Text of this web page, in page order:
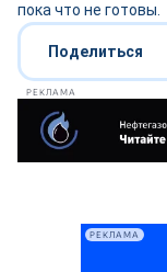
пока что не готовы.
Поделиться
РЕКЛАМА
РЕКЛАМА